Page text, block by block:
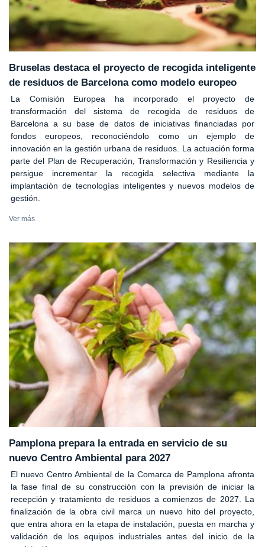
Bruselas destaca el proyecto de recogida inteligente
de residuos de Barcelona como modelo europeo
La Comisión Europea ha incorporado el proyecto de
transformación del sistema de recogida de residuos de
Barcelona a su base de datos de iniciativas financiadas por
fondos europeos, reconociéndolo como un ejemplo de
innovación en la gestión urbana de residuos. La actuación forma
parte del Plan de Recuperación, Transformación y Resiliencia y
persigue incrementar la recogida selectiva mediante la
implantación de tecnologías inteligentes y nuevos modelos de
gestión.
Ver más
Pamplona prepara la entrada en servicio de su
nuevo Centro Ambiental para 2027
El nuevo Centro Ambiental de la Comarca de Pamplona afronta
la fase final de su construcción con la previsión de iniciar la
recepción y tratamiento de residuos a comienzos de 2027. La
finalización de la obra civil marca un nuevo hito del proyecto,
que entra ahora en la etapa de instalación, puesta en marcha y
validación de los equipos industriales antes del inicio de la